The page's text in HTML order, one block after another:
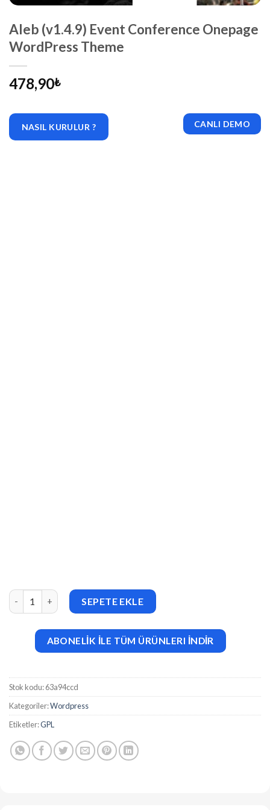
Aleb (v1.4.9) Event Conference Onepage
WordPress Theme
478,90₺
NASIL KURULUR ? CANLI DEMO
Aleb (v1.4.9) Event Conference Onepage WordPress Theme
SEPETE EKLE
ABONELİK İLE TÜM ÜRÜNLERI İNDİR
Stok kodu:63a94ccd
Kategoriler:Wordpress
Etiketler:GPL